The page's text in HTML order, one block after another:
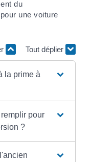
du
une voiture
Tout déplier
la prime à
pour
?